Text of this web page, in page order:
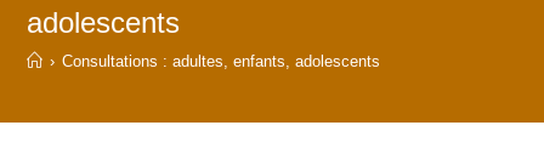
adolescents
› Consultations : adultes, enfants, adolescents